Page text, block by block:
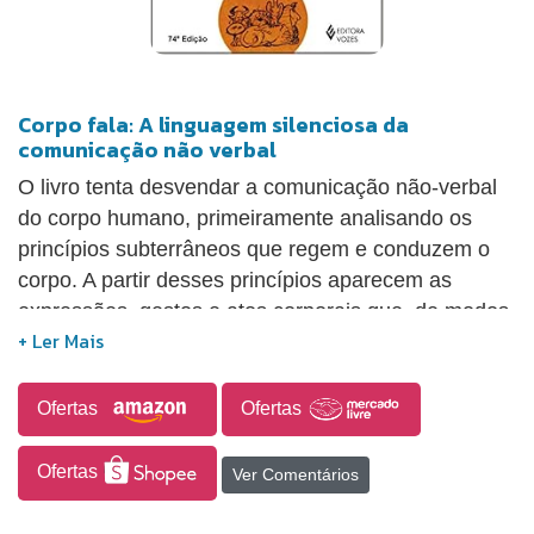
Corpo fala: A linguagem silenciosa da
comunicação não verbal
O livro tenta desvendar a comunicação não-verbal
do corpo humano, primeiramente analisando os
princípios subterrâneos que regem e conduzem o
corpo. A partir desses princípios aparecem as
expressões, gestos e atos corporais que, de modos
característicos estilizados ou inovadores,
posicionamentos internos. Acompanham 350
ilustrações.
Ofertas Ofertas
Ofertas Ver Comentários